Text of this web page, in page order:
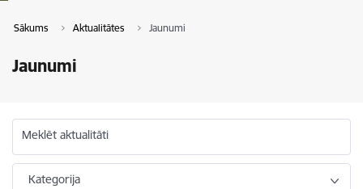
Sākums Aktualitātes Jaunumi
Jaunumi
Meklēt aktualitāti
Kategorija